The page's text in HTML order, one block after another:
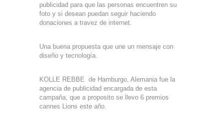
publicidad para que las personas encuentren su
foto y si desean puedan seguir haciendo
donaciones a travez de internet.
Una buena propuesta que une un mensaje con
diseño y tecnología.
KOLLE REBBE de Hamburgo, Alemania fue la
agencia de publicidad encargada de esta
campaña, que a proposito se llevo 6 premios
cannes Lions este año.